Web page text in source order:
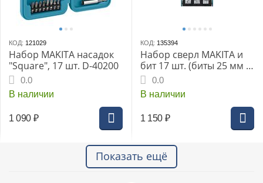
КОД: 121029
Набор MAKITA насадок
"Square", 17 шт. D-40200
0.0
В наличии
1 090 ₽
КОД: 135394
Набор сверл MAKITA и
бит 17 шт. (биты 25 мм 7
шт.; битодержатель;
дерево/металл/бетон -
5, 6, 8 мм)
0.0
В наличии
1 150 ₽
Показать ещё